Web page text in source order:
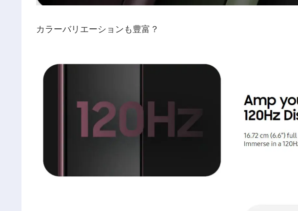
カラーバリエーションも豊富？